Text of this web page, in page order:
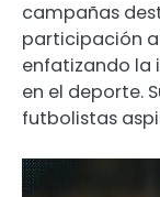
campañas
participación
enfatizando la
en el deporte.
futbolistas